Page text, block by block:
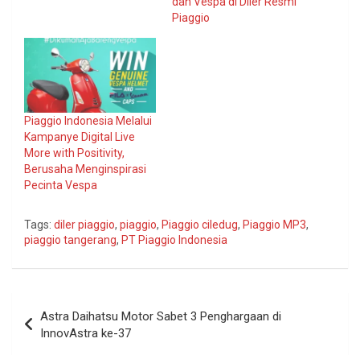
Piaggio
Piaggio Indonesia Melalui
Kampanye Digital Live
More with Positivity,
Berusaha Menginspirasi
Pecinta Vespa
Tags: diler piaggio, piaggio, Piaggio ciledug, Piaggio MP3,
piaggio tangerang, PT Piaggio Indonesia
pos
Astra Daihatsu Motor Sabet 3 Penghargaan di
InnovAstra ke-37